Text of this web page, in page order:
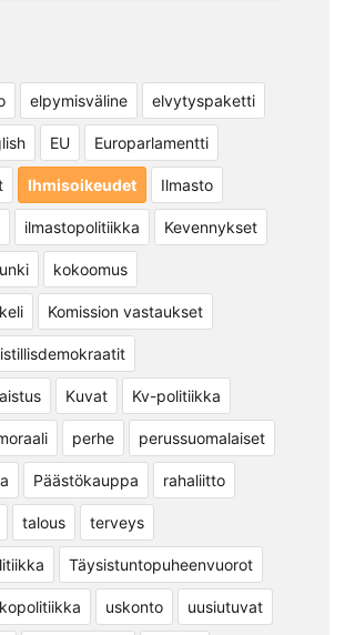
elpymisväline elvytyspaketti
EU Europarlamentti
Ihmisoikeudet Ilmasto
ilmastopolitiikka Kevennykset
kokoomus
Komission vastaukset
Kuvat Kv-politiikka
perhe perussuomalaiset
Päästökauppa rahaliitto
talous terveys
Täysistuntopuheenvuorot
uskonto uusiutuvat